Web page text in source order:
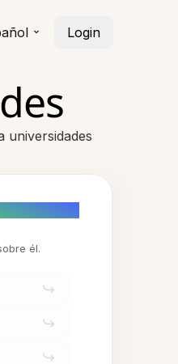
Login
universidades
él.